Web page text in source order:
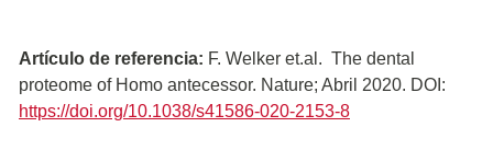
Artículo de referencia: F. Welker et.al. The dental
proteome of Homo antecessor. Nature; Abril 2020. DOI:
https://doi.org/10.1038/s41586-020-2153-8